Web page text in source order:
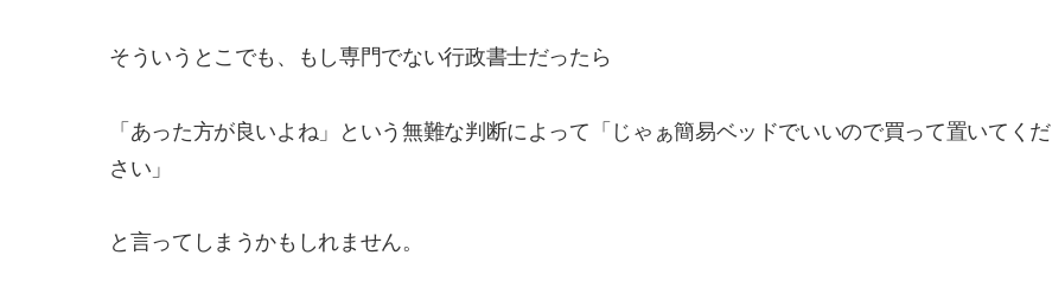
そういうとこでも、もし専門でない行政書士だったら
「あった方が良いよね」という無難な判断によって「じゃぁ簡易ベッドでいいので買って置いてくだ
さい」
と言ってしまうかもしれません。